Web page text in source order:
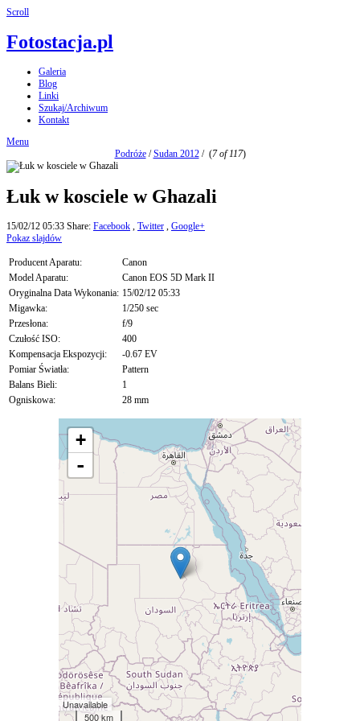
Scroll
Fotostacja.pl
Galeria
Blog
Linki
Szukaj/Archiwum
Kontakt
Menu
Podróże/Sudan 2012/ (7 of 117)
Łuk w kosciele w Ghazali
15/02/12 05:33 Share: Facebook , Twitter , Google+
Pokaz slajdów
Producent Aparatu:
Canon
Model Aparatu:
Canon EOS 5D Mark II
Oryginalna Data Wykonania: 15/02/12 05:33
Migawka:
1/250 sec
Przesłona:
f/9
Czułość ISO:
400
Kompensacja Ekspozycji:
-0.67 EV
Pomiar Światła:
Pattern
Balans Bieli:
1
Ogniskowa:
28 mm
+
-
Unavailable
500 km